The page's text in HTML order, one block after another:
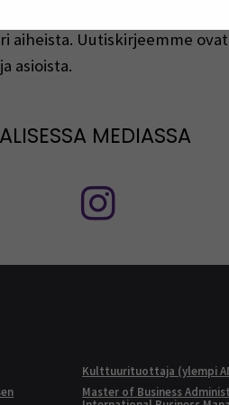
aiheista. Uutiskirjeemme
asioista.
MEDIASSA
Kulttuurituottaja (ylempi
Master of Business